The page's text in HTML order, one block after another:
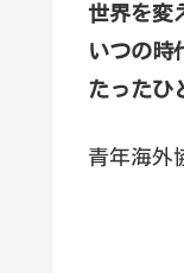
世界を変
いつの時
たったひ
青年海外